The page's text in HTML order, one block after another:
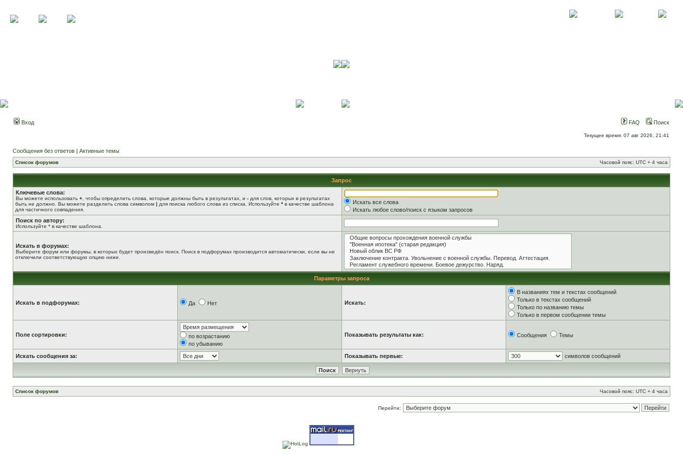
Вход FAQ Поиск
Текущее время: 07 авг 2026, 21:41
Сообщения без ответов | Активные темы
Список форумов Часовой пояс: UTC + 4 часа
Запрос
Ключевые слова:
Вы можете использовать + , чтобы определить слова, которые должны быть в результатах, и - для слов, которых в результатах
быть не должно. Вы можете разделить слова символом | для поиска любого слова из списка. Используйте * в качестве шаблона
для частичного совпадения.
Искать все слова
Искать любое слово/поиск с языком запросов
Поиск по автору:
Используйте * в качестве шаблона.
Искать в форумах:
Выберите форум или форумы, в которых будет произведён поиск. Поиск в подфорумах производится автоматически, если вы не
отключили соответствующую опцию ниже.
Параметры запроса
Искать в подфорумах: Да Нет Искать:
В названиях тем и текстах сообщений
Только в текстах сообщений
Только по названию темы
Только в первом сообщении темы
Поле сортировки:
по возрастанию
по убыванию
Показывать результаты как: Сообщения Темы
Искать сообщения за: Показывать первые: символов сообщений
Список форумов Часовой пояс: UTC + 4 часа
Перейти: